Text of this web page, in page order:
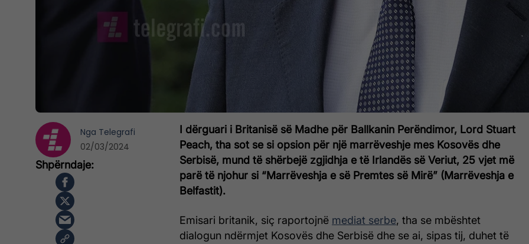
I dërguari i Britanisë së Madhe për Ballkanin Perëndimor, Lord Stuart
Peach, tha sot se si opsion për një marrëveshje mes Kosovës dhe
Serbisë, mund të shërbejë zgjidhja e të Irlandës së Veriut, 25 vjet më
parë të njohur si “Marrëveshja e së Premtes së Mirë” (Marrëveshja e
Belfastit).
Emisari britanik, siç raportojnë mediat serbe, tha se mbështet
dialogun ndërmjet Kosovës dhe Serbisë dhe se ai, sipas tij, duhet të
Nga Telegrafi
02/03/2024